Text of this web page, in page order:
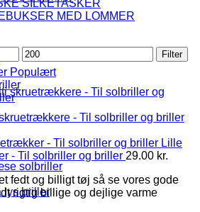
solbriller
lys briller
SILKETASKER
MED LOMMER
Højeste
pris
Filter
- Til solbriller og briller
Lille
- Til solbriller og briller 29.00 kr.
fedt og billigt tøj så se vores gode
rigtig billige og dejlige varme